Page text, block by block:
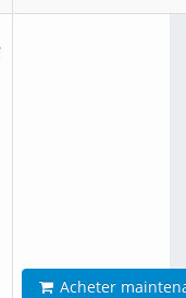
Acheter